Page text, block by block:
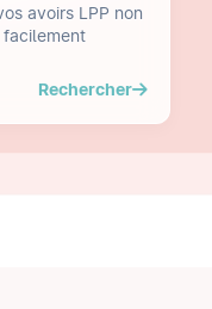
avoirs LPP non
facilement
Rechercher